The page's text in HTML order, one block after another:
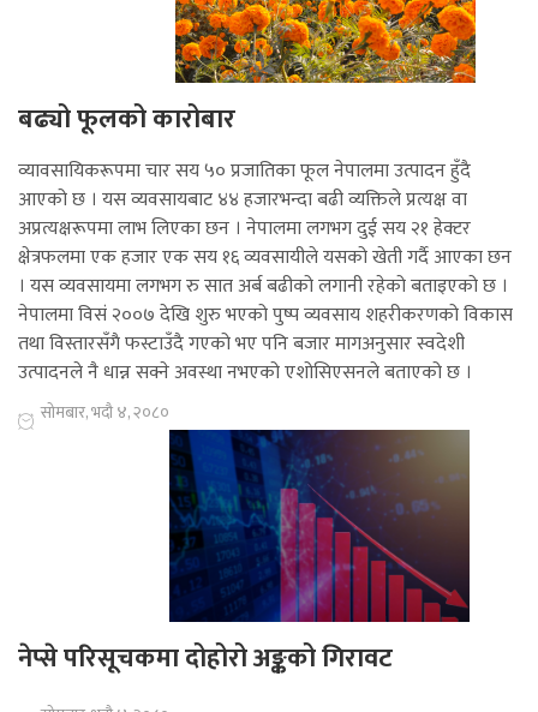
बढ्यो फूलको कारोबार
व्यावसायिकरूपमा चार सय ५० प्रजातिका फूल नेपालमा उत्पादन हुँदै
आएको छ । यस व्यवसायबाट ४४ हजारभन्दा बढी व्यक्तिले प्रत्यक्ष वा
अप्रत्यक्षरूपमा लाभ लिएका छन । नेपालमा लगभग दुई सय २१ हेक्टर
क्षेत्रफलमा एक हजार एक सय १६ व्यवसायीले यसको खेती गर्दै आएका छन
। यस व्यवसायमा लगभग रु सात अर्ब बढीको लगानी रहेको बताइएको छ ।
नेपालमा विसं २००७ देखि शुरु भएको पुष्प व्यवसाय शहरीकरणको विकास
तथा विस्तारसँगै फस्टाउँदै गएको भए पनि बजार मागअनुसार स्वदेशी
उत्पादनले नै धान्न सक्ने अवस्था नभएको एशोसिएसनले बताएको छ ।
सोमबार, भदौ ४, २०८०
नेप्से परिसूचकमा दोहोरो अङ्कको गिरावट